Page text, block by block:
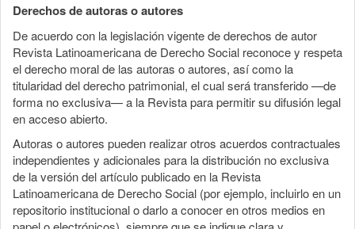
Derechos de autoras o autores
De acuerdo con la legislación vigente de derechos de autor
Revista Latinoamericana de Derecho Social reconoce y respeta
el derecho moral de las autoras o autores, así como la
titularidad del derecho patrimonial, el cual será transferido —de
forma no exclusiva— a la Revista para permitir su difusión legal
en acceso abierto.
Autoras o autores pueden realizar otros acuerdos contractuales
independientes y adicionales para la distribución no exclusiva
de la versión del artículo publicado en la Revista
Latinoamericana de Derecho Social (por ejemplo, incluirlo en un
repositorio institucional o darlo a conocer en otros medios en